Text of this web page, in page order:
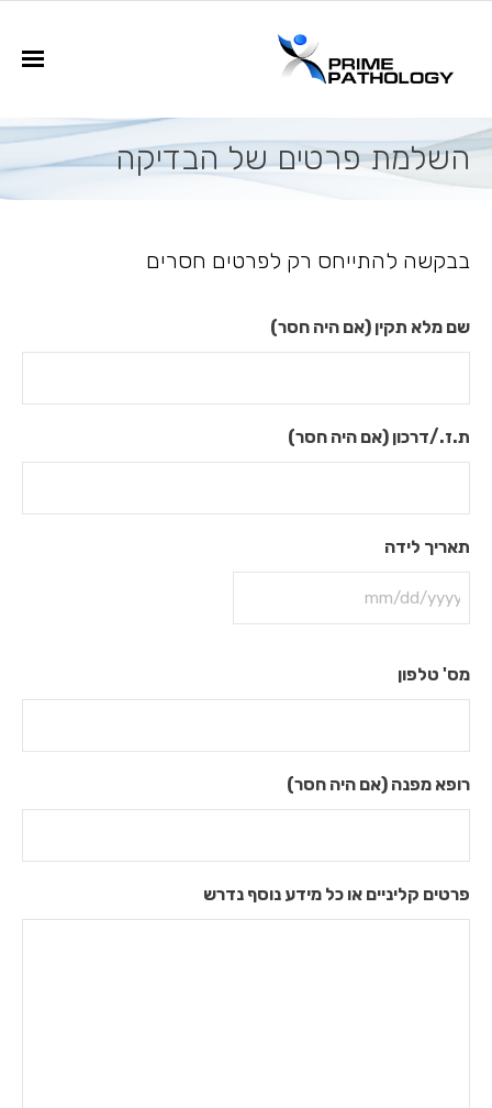
פתח סרגל נגישות
שירותים
טפסים
- טופס היסטופתולוגיה
- קישורי תשלום
- היסטורית המעבדה
- תעודות המעבדה
- רשימת המומחים
מדיניות פרטיות
השלמת פרטים של הבדיקה
בבקשה להתייחס רק לפרטים חסרים
שם מלא תקין (אם היה חסר)
ת.ז./דרכון (אם היה חסר)
תאריך לידה
מס' טלפון
רופא מפנה (אם היה חסר)
פרטים קליניים או כל מידע נוסף נדרש